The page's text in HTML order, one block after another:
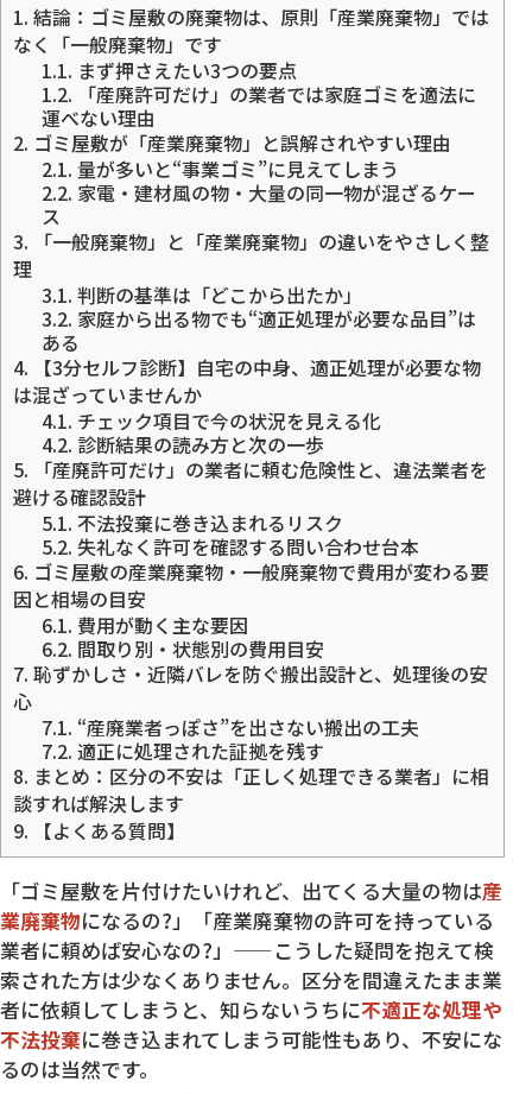
1. 結論：ゴミ屋敷の廃棄物は、原則「産業廃棄物」では
なく「一般廃棄物」です
1.1. まず押さえたい3つの要点
1.2. 「産廃許可だけ」の業者では家庭ゴミを適法に
運べない理由
2. ゴミ屋敷が「産業廃棄物」と誤解されやすい理由
2.1. 量が多いと“事業ゴミ”に見えてしまう
2.2. 家電・建材風の物・大量の同一物が混ざるケー
ス
3. 「一般廃棄物」と「産業廃棄物」の違いをやさしく整
理
3.1. 判断の基準は「どこから出たか」
3.2. 家庭から出る物でも“適正処理が必要な品目”は
ある
4. 【3分セルフ診断】自宅の中身、適正処理が必要な物
は混ざっていませんか
4.1. チェック項目で今の状況を見える化
4.2. 診断結果の読み方と次の一歩
5. 「産廃許可だけ」の業者に頼む危険性と、違法業者を
避ける確認設計
5.1. 不法投棄に巻き込まれるリスク
5.2. 失礼なく許可を確認する問い合わせ台本
6. ゴミ屋敷の産業廃棄物・一般廃棄物で費用が変わる要
因と相場の目安
6.1. 費用が動く主な要因
6.2. 間取り別・状態別の費用目安
7. 恥ずかしさ・近隣バレを防ぐ搬出設計と、処理後の安
心
7.1. “産廃業者っぽさ”を出さない搬出の工夫
7.2. 適正に処理された証拠を残す
8. まとめ：区分の不安は「正しく処理できる業者」に相
談すれば解決します
9. 【よくある質問】
「ゴミ屋敷を片付けたいけれど、出てくる大量の物は産
業廃棄物になるの?」「産業廃棄物の許可を持っている
業者に頼めば安心なの?」——こうした疑問を抱えて検
索された方は少なくありません。区分を間違えたまま業
者に依頼してしまうと、知らないうちに不適正な処理や
不法投棄に巻き込まれてしまう可能性もあり、不安にな
るのは当然です。